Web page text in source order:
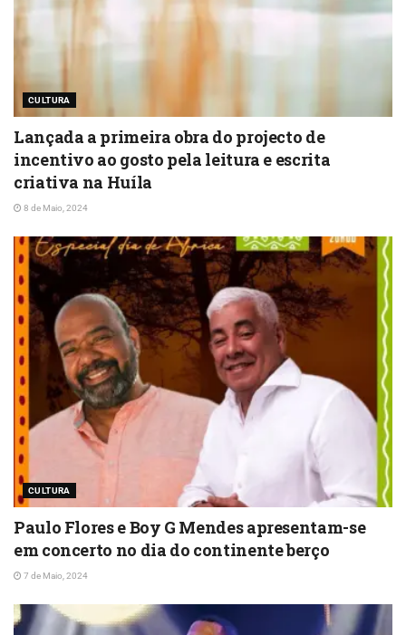
CULTURA
Lançada a primeira obra do projecto de
incentivo ao gosto pela leitura e escrita
criativa na Huíla
8 de Maio, 2024
CULTURA
Paulo Flores e Boy G Mendes apresentam-se
em concerto no dia do continente berço
7 de Maio, 2024